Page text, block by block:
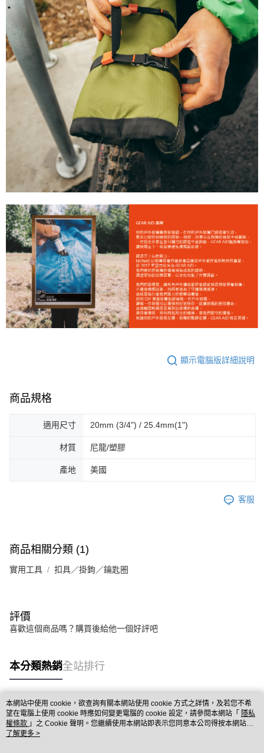
顯示電腦版詳細說明
商品規格
適用尺寸 20mm (3/4") / 25.4mm(1")
材質 尼龍/塑膠
產地 美國
客服
商品相關分類 (1)
實用工具 扣具／掛鉤／鑰匙圈
評價
喜歡這個商品嗎？購買後給他一個好評吧
本分類熱銷全站排行
熱門標籤
本網站中使用 cookie，欲查詢有關本網站使用 cookie 方式之詳情，及若您不希
望在電腦上使用 cookie 時應如何變更電腦的 cookie 設定，請參閱本網站「 隱私
權條款 」之 Cookie 聲明。您繼續使用本網站即表示您同意本公司得按本網站使
用條款之 Cookie 聲明使用 cookie。
了解更多 >